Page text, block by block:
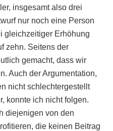
insgesamt also drei
nur noch eine Person
gleichzeitiger Erhöhung
zehn. Seitens der
gemacht, dass wir
Auch der Argumentation,
nicht schlechtergestellt
konnte ich nicht folgen.
diejenigen von den
die keinen Beitrag